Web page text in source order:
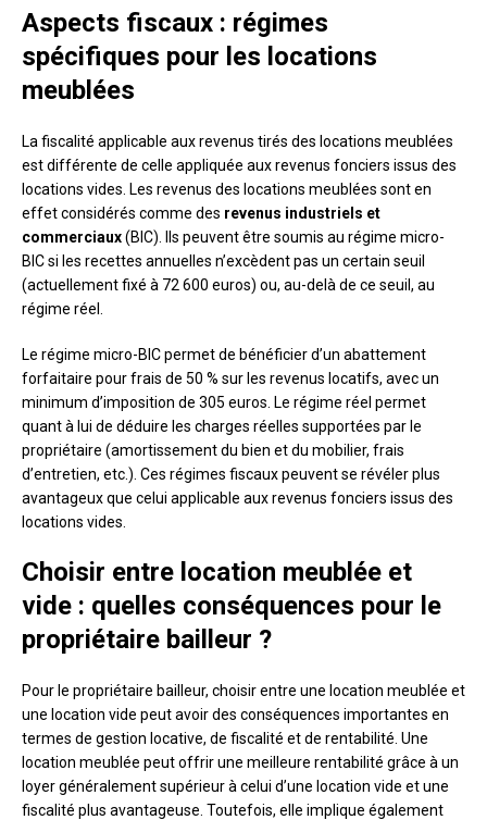
Aspects fiscaux : régimes
spécifiques pour les locations
meublées
La fiscalité applicable aux revenus tirés des locations meublées
est différente de celle appliquée aux revenus fonciers issus des
locations vides. Les revenus des locations meublées sont en
effet considérés comme des revenus industriels et
commerciaux(BIC). Ils peuvent être soumis au régime micro-
BIC si les recettes annuelles n’excèdent pas un certain seuil
(actuellement fixé à 72 600 euros) ou, au-delà de ce seuil, au
régime réel.
Le régime micro-BIC permet de bénéficier d’un abattement
forfaitaire pour frais de 50 % sur les revenus locatifs, avec un
minimum d’imposition de 305 euros. Le régime réel permet
quant à lui de déduire les charges réelles supportées par le
propriétaire (amortissement du bien et du mobilier, frais
d’entretien, etc.). Ces régimes fiscaux peuvent se révéler plus
avantageux que celui applicable aux revenus fonciers issus des
locations vides.
Choisir entre location meublée et
vide : quelles conséquences pour le
propriétaire bailleur ?
Pour le propriétaire bailleur, choisir entre une location meublée et
une location vide peut avoir des conséquences importantes en
termes de gestion locative, de fiscalité et de rentabilité. Une
location meublée peut offrir une meilleure rentabilité grâce à un
loyer généralement supérieur à celui d’une location vide et une
fiscalité plus avantageuse. Toutefois, elle implique également